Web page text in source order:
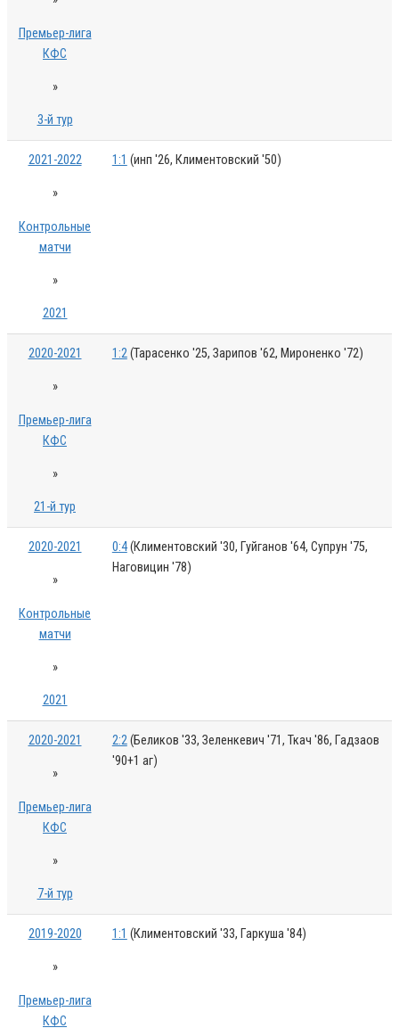
Премьер-лига
КФС
»
3-й тур
2021-2022
»
Контрольные
матчи
»
2021
1:1 (инп '26, Климентовский '50)
2020-2021
»
Премьер-лига
КФС
»
21-й тур
1:2(Тарасенко '25, Зарипов '62, Мироненко '72)
2020-2021
»
Контрольные
матчи
»
2021
0:4(Климентовский '30, Гуйганов '64, Супрун '75,
Наговицин '78)
2020-2021
»
Премьер-лига
КФС
»
7-й тур
2:2(Беликов '33, Зеленкевич '71, Ткач '86, Гадзаов
'90+1 аг)
2019-2020
»
Премьер-лига
КФС
1:1 (Климентовский '33, Гаркуша '84)